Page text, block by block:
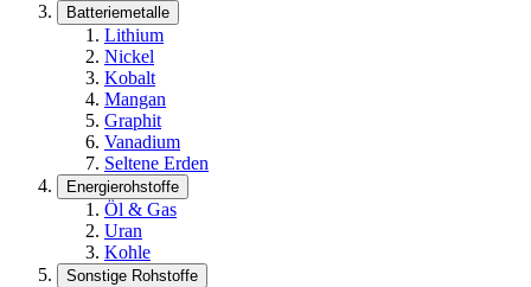
Batteriemetalle
Lithium
Nickel
Kobalt
Mangan
Graphit
Vanadium
Seltene Erden
Energierohstoffe
Öl & Gas
Uran
Kohle
Sonstige Rohstoffe